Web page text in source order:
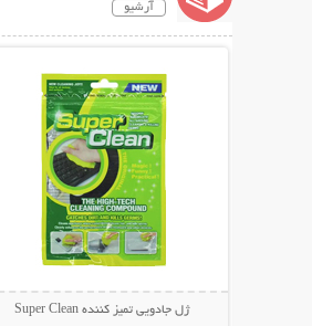
آرشیو
ژل جادویی تمیز کننده Super Clean